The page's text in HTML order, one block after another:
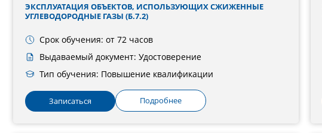
ЭКСПЛУАТАЦИЯ ОБЪЕКТОВ, ИСПОЛЬЗУЮЩИХ СЖИЖЕННЫЕ
УГЛЕВОДОРОДНЫЕ ГАЗЫ (Б.7.2)
Срок обучения: от 72 часов
Выдаваемый документ: Удостоверение
Тип обучения: Повышение квалификации
Записаться Подробнее